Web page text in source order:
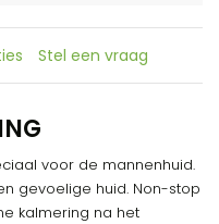
Stel een vraag
voor de mannenhuid.
gevoelige huid. Non-stop
kalmering na het